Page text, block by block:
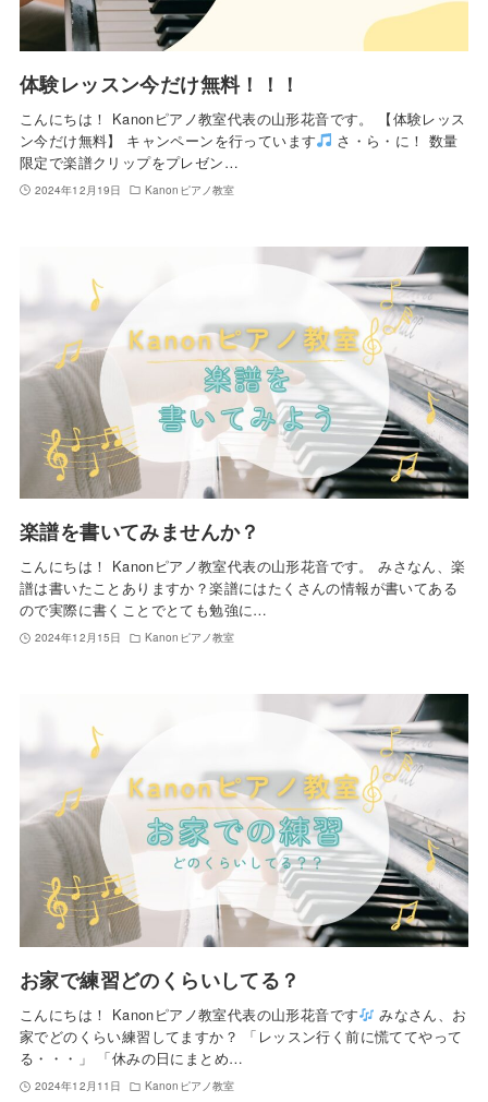
体験レッスン今だけ無料！！！
こんにちは！ Kanonピアノ教室代表の山形花音です。 【体験レッス
ン今だけ無料】 キャンペーンを行っています
さ・ら・に！ 数量
限定で楽譜クリップをプレゼン…
2024年12月19日 Kanonピアノ教室
楽譜を書いてみませんか？
こんにちは！ Kanonピアノ教室代表の山形花音です。 みさなん、楽
譜は書いたことありますか？楽譜にはたくさんの情報が書いてある
ので実際に書くことでとても勉強に…
2024年12月15日 Kanonピアノ教室
お家で練習どのくらいしてる？
こんにちは！ Kanonピアノ教室代表の山形花音です
みなさん、お
家でどのくらい練習してますか？ 「レッスン行く前に慌ててやって
る・・・」 「休みの日にまとめ…
2024年12月11日 Kanonピアノ教室